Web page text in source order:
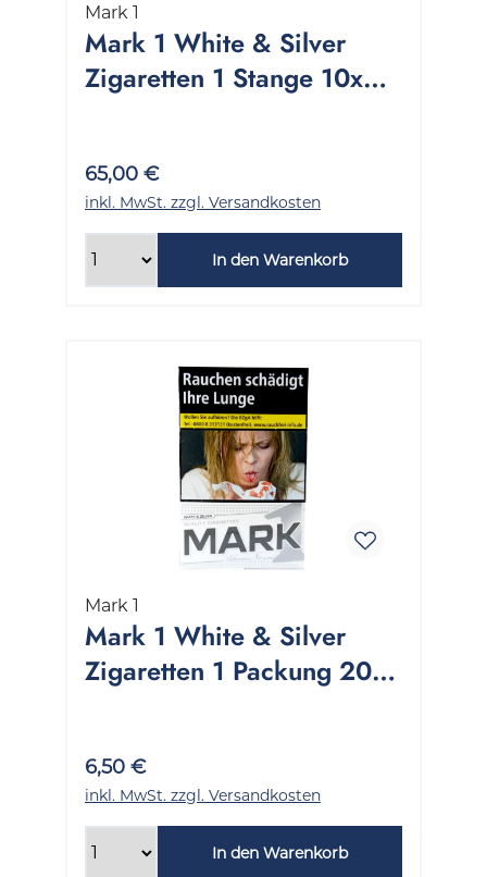
Mark 1
Mark 1 White & Silver
Zigaretten 1 Stange 10x20
65,00 €
inkl. MwSt. zzgl. Versandkosten
In den Warenkorb
Mark 1
Mark 1 White & Silver
Zigaretten 1 Packung 20
6,50 €
inkl. MwSt. zzgl. Versandkosten
In den Warenkorb